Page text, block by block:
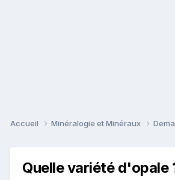
Accueil Minéralogie et Minéraux
Quelle variété d'opale